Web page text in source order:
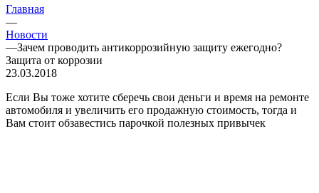
Главная
—
Новости
—Зачем проводить антикоррозийную защиту ежегодно?
Защита от коррозии
23.03.2018
Если Вы тоже хотите сберечь свои деньги и время на ремонте
автомобиля и увеличить его продажную стоимость, тогда и
Вам стоит обзавестись парочкой полезных привычек